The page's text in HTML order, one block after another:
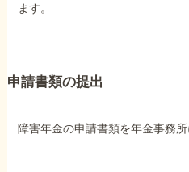
ます。
申請書類の提出
障害年金の申請書類を年金事務